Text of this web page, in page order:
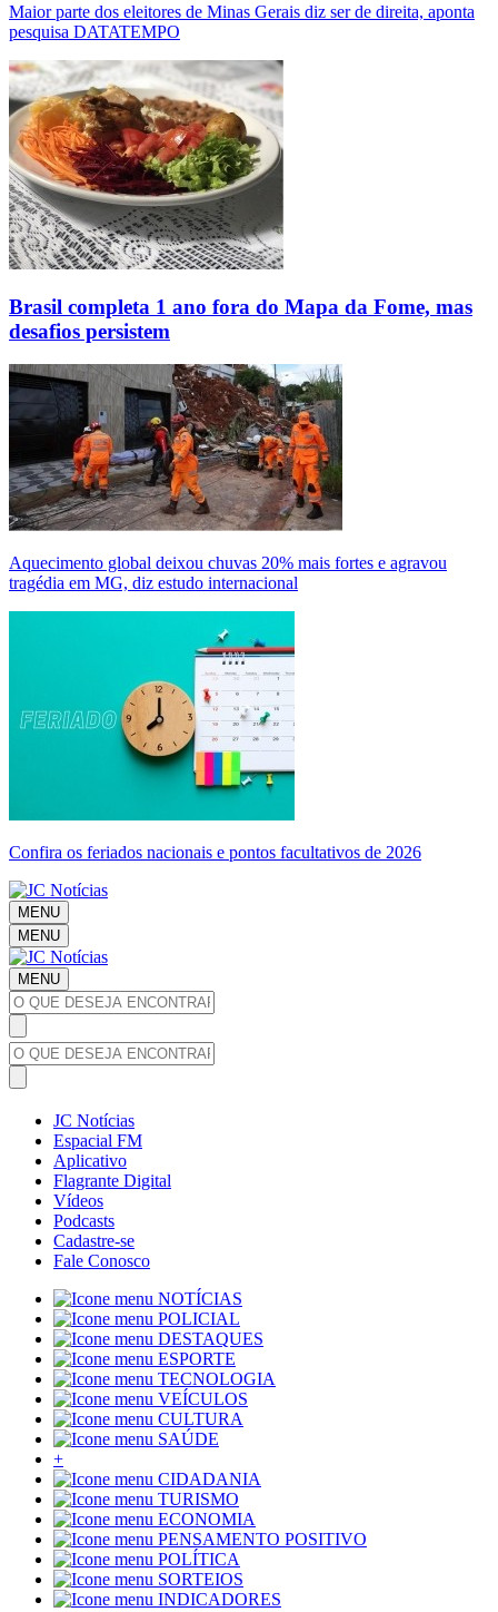
Maior parte dos eleitores de Minas Gerais diz ser de direita, aponta
pesquisa DATATEMPO
Brasil completa 1 ano fora do Mapa da Fome, mas
desafios persistem
Aquecimento global deixou chuvas 20% mais fortes e agravou
tragédia em MG, diz estudo internacional
Confira os feriados nacionais e pontos facultativos de 2026
MENU
MENU
MENU
JC Notícias
Espacial FM
Aplicativo
Flagrante Digital
Vídeos
Podcasts
Cadastre-se
Fale Conosco
NOTÍCIAS
POLICIAL
DESTAQUES
ESPORTE
TECNOLOGIA
VEÍCULOS
CULTURA
SAÚDE
+
CIDADANIA
TURISMO
ECONOMIA
PENSAMENTO POSITIVO
POLÍTICA
SORTEIOS
INDICADORES